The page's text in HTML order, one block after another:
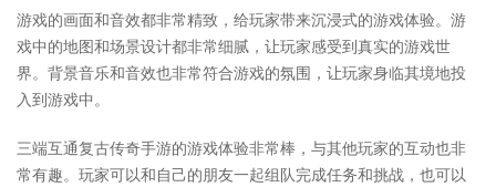
游戏的画面和音效都非常精致，给玩家带来沉浸式的游戏体验。游
戏中的地图和场景设计都非常细腻，让玩家感受到真实的游戏世
界。背景音乐和音效也非常符合游戏的氛围，让玩家身临其境地投
入到游戏中。
三端互通复古传奇手游的游戏体验非常棒，与其他玩家的互动也非
常有趣。玩家可以和自己的朋友一起组队完成任务和挑战，也可以